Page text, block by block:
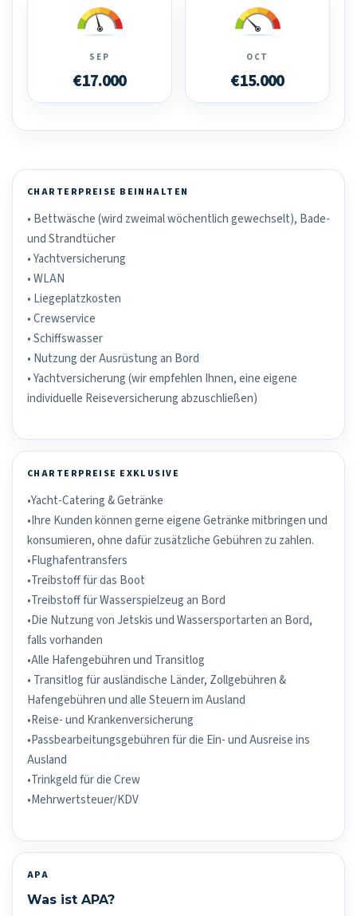
SEP
€17.000
OCT
€15.000
CHARTERPREISE BEINHALTEN
• Bettwäsche (wird zweimal wöchentlich gewechselt), Bade-
und Strandtücher
• Yachtversicherung
• WLAN
• Liegeplatzkosten
• Crewservice
• Schiffswasser
• Nutzung der Ausrüstung an Bord
• Yachtversicherung (wir empfehlen Ihnen, eine eigene
individuelle Reiseversicherung abzuschließen)
CHARTERPREISE EXKLUSIVE
•Yacht-Catering & Getränke
•Ihre Kunden können gerne eigene Getränke mitbringen und
konsumieren, ohne dafür zusätzliche Gebühren zu zahlen.
•Flughafentransfers
•Treibstoff für das Boot
•Treibstoff für Wasserspielzeug an Bord
•Die Nutzung von Jetskis und Wassersportarten an Bord,
falls vorhanden
•Alle Hafengebühren und Transitlog
• Transitlog für ausländische Länder, Zollgebühren &
Hafengebühren und alle Steuern im Ausland
•Reise- und Krankenversicherung
•Passbearbeitungsgebühren für die Ein- und Ausreise ins
Ausland
•Trinkgeld für die Crew
•Mehrwertsteuer/KDV
APA
Was ist APA?